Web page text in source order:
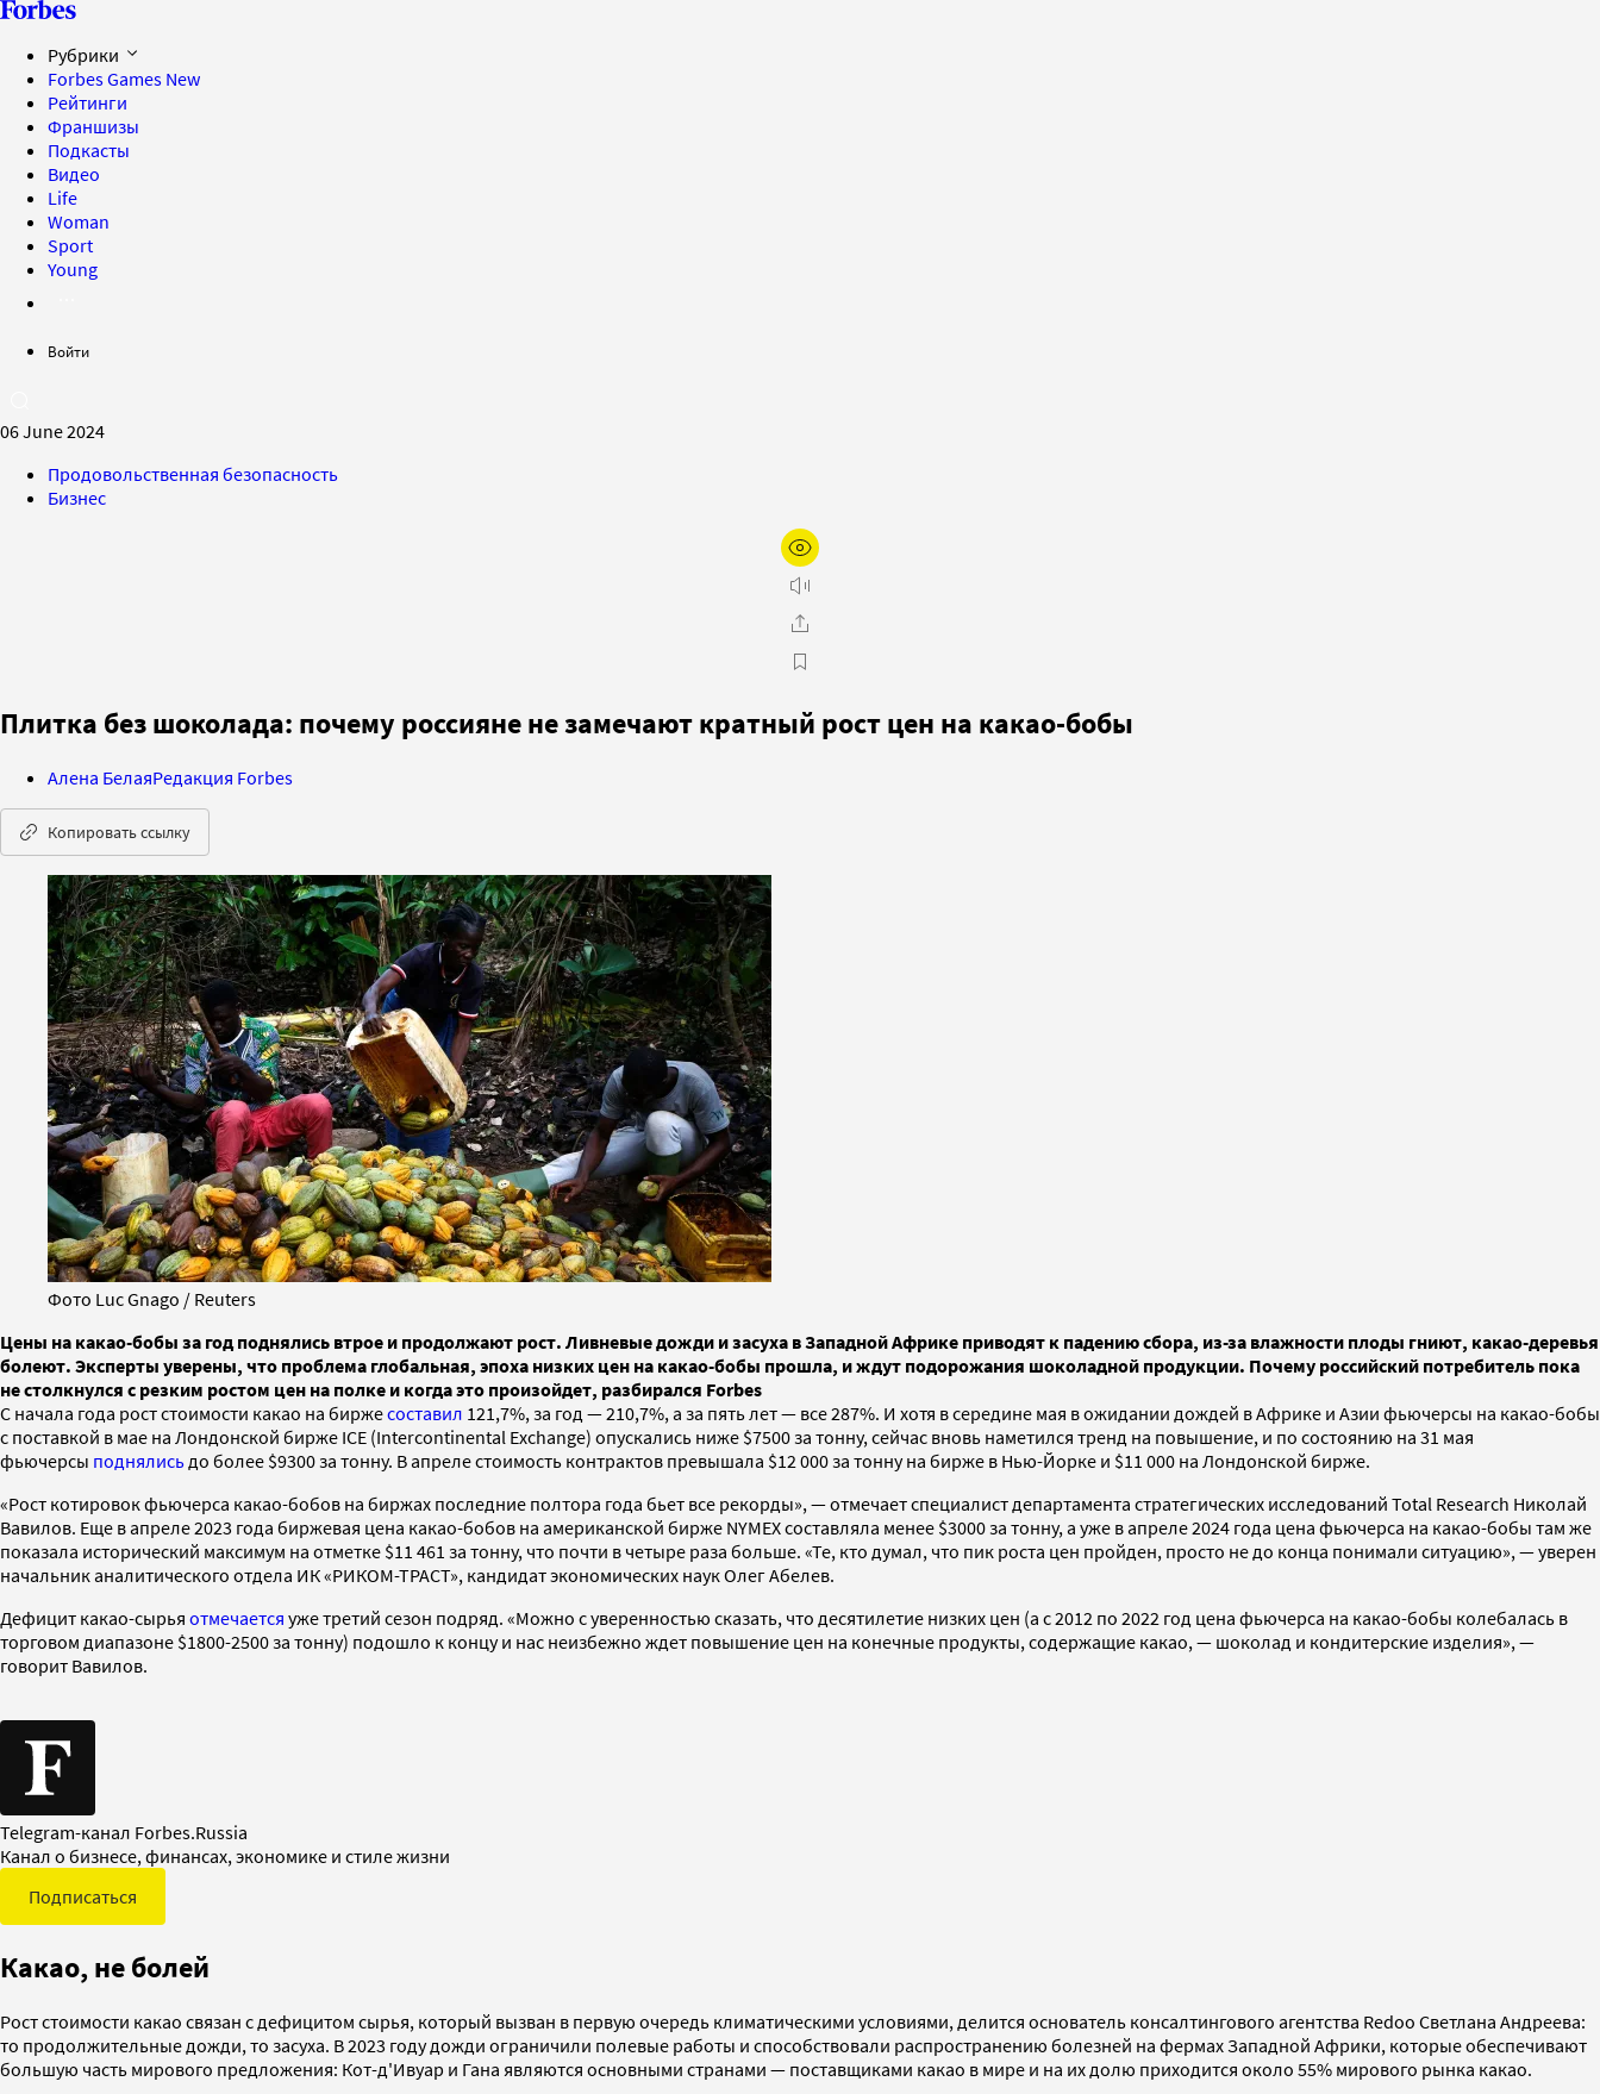
Рубрики
Forbes Games New
Рейтинги
Франшизы
Подкасты
Видео
Life
Woman
Sport
Young
Войти
06 June 2024
Продовольственная безопасность
Бизнес
Плитка без шоколада: почему россияне не замечают кратный рост цен на какао-бобы
Алена БелаяРедакция Forbes
Копировать ссылку
Фото Luc Gnago / Reuters
Цены на какао-бобы за год поднялись втрое и продолжают рост. Ливневые дожди и засуха в Западной Африке приводят к падению сбора, из-за влажности плоды гниют, какао-деревья
болеют. Эксперты уверены, что проблема глобальная, эпоха низких цен на какао-бобы прошла, и ждут подорожания шоколадной продукции. Почему российский потребитель пока
не столкнулся с резким ростом цен на полке и когда это произойдет, разбирался Forbes
С начала года рост стоимости какао на биржесоставил 121,7%, за год — 210,7%, а за пять лет — все 287%. И хотя в середине мая в ожидании дождей в Африке и Азии фьючерсы на какао-бобы
с поставкой в мае на Лондонской бирже ICE (Intercontinental Exchange) опускались ниже $7500 за тонну, сейчас вновь наметился тренд на повышение, и по состоянию на 31 мая
фьючерсы поднялись до более $9300 за тонну. В апреле стоимость контрактов превышала $12 000 за тонну на бирже в Нью-Йорке и $11 000 на Лондонской бирже.
«Рост котировок фьючерса какао-бобов на биржах последние полтора года бьет все рекорды», — отмечает специалист департамента стратегических исследований Total Research Николай
Вавилов. Еще в апреле 2023 года биржевая цена какао-бобов на американской бирже NYMEX составляла менее $3000 за тонну, а уже в апреле 2024 года цена фьючерса на какао-бобы там же
показала исторический максимум на отметке $11 461 за тонну, что почти в четыре раза больше. «Те, кто думал, что пик роста цен пройден, просто не до конца понимали ситуацию», — уверен
начальник аналитического отдела ИК «РИКОМ-ТРАСТ», кандидат экономических наук Олег Абелев.
Дефицит какао-сырья отмечается уже третий сезон подряд. «Можно с уверенностью сказать, что десятилетие низких цен (а с 2012 по 2022 год цена фьючерса на какао-бобы колебалась в
торговом диапазоне $1800-2500 за тонну) подошло к концу и нас неизбежно ждет повышение цен на конечные продукты, содержащие какао, — шоколад и кондитерские изделия», —
говорит Вавилов.
Telegram-канал Forbes.Russia
Канал о бизнесе, финансах, экономике и стиле жизни
Подписаться
Какао, не болей
Рост стоимости какао связан с дефицитом сырья, который вызван в первую очередь климатическими условиями, делится основатель консалтингового агентства Redoo Светлана Андреева:
то продолжительные дожди, то засуха. В 2023 году дожди ограничили полевые работы и способствовали распространению болезней на фермах Западной Африки, которые обеспечивают
большую часть мирового предложения: Кот-д'Ивуар и Гана являются основными странами — поставщиками какао в мире и на их долю приходится около 55% мирового рынка какао.